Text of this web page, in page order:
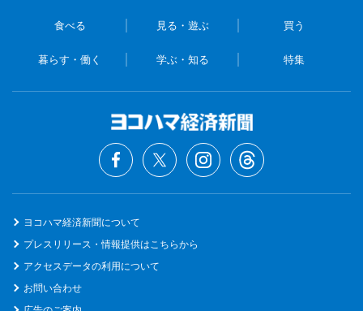
食べる 見る・遊ぶ 買う
暮らす・働く 学ぶ・知る 特集
ヨコハマ経済新聞について
プレスリリース・情報提供はこちらから
アクセスデータの利用について
お問い合わせ